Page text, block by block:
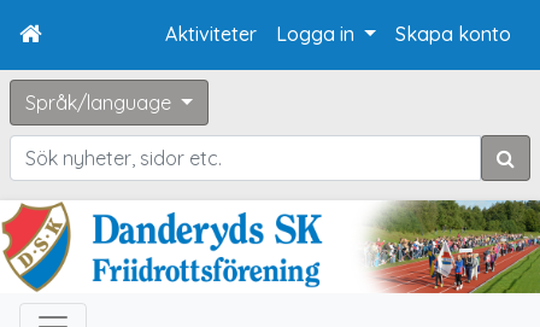
Aktiviteter Logga in Skapa konto
Språk/language
Sök